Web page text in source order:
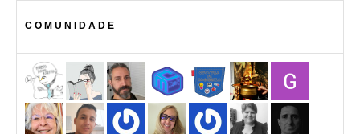
COMUNIDADE